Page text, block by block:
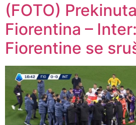
(FOTO)
Fiorentina –
Fiorentine se